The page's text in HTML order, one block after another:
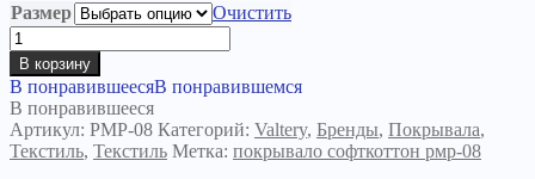
Размер
Очистить
Количество
товара
Покрывало
PМР-08
В корзину
В понравившеесяВ понравившемся
В понравившееся
Артикул: РМР-08 Категорий: Valtery, Бренды, Покрывала,
Текстиль, Текстиль Метка: покрывало софткоттон рмр-08